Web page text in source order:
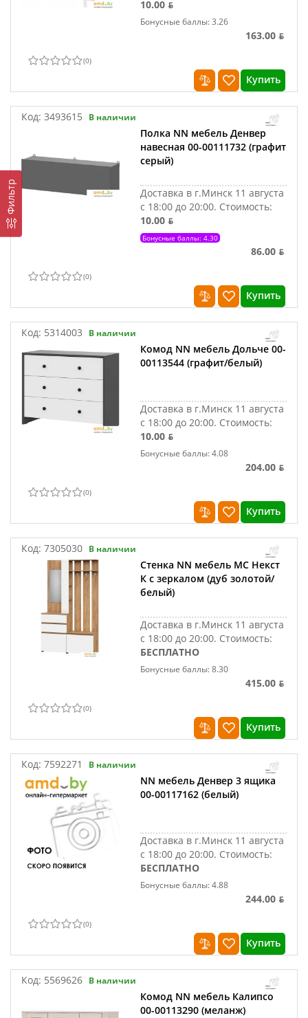
Фильтр
10.00 ƃ
Бонусные баллы: 3.26
163.00 ƃ
(0)
Купить
Код: 3493615 В наличии
Полка NN мебель Денвер
навесная 00-00111732 (графит
серый)
Доставка в г.Минск 11 августа
с 18:00 до 20:00. Стоимость:
10.00 ƃ
Бонусные баллы: 4.30
86.00 ƃ
(0)
Купить
Код: 5314003 В наличии
Комод NN мебель Дольче 00-
00113544 (графит/белый)
Доставка в г.Минск 11 августа
с 18:00 до 20:00. Стоимость:
10.00 ƃ
Бонусные баллы: 4.08
204.00 ƃ
(0)
Купить
Код: 7305030 В наличии
Стенка NN мебель МС Некст
К с зеркалом (дуб золотой/
белый)
Доставка в г.Минск 11 августа
с 18:00 до 20:00. Стоимость:
БЕСПЛАТНО
Бонусные баллы: 8.30
415.00 ƃ
(0)
Купить
Код: 7592271 В наличии
NN мебель Денвер 3 ящика
00-00117162 (белый)
Доставка в г.Минск 11 августа
с 18:00 до 20:00. Стоимость:
БЕСПЛАТНО
Бонусные баллы: 4.88
244.00 ƃ
(0)
Купить
Код: 5569626 В наличии
Комод NN мебель Калипсо
00-00113290 (меланж)